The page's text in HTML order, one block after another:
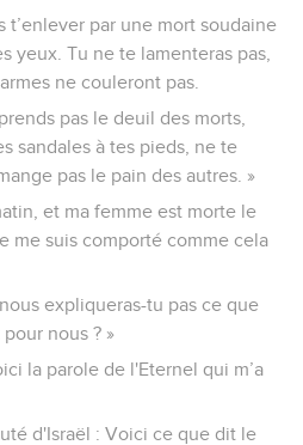
t’enlever par une mort soudaine
yeux. Tu ne te lamenteras pas,
ne couleront pas.
pas le deuil des morts,
sandales à tes pieds, ne te
pas le pain des autres. »
et ma femme est morte le
me suis comporté comme cela
expliqueras-tu pas ce que
nous ? »
la parole de l'Eternel qui m’a
d'Israël : Voici ce que dit le